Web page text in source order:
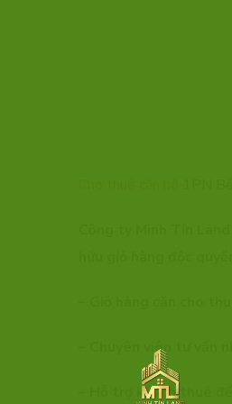
1PN
Công ty Minh Tín
hữu giỏ hàng độc
– Giỏ hàng căn cho
– Chuyên viên tư vấn
– Hỗ trợ khách thuê